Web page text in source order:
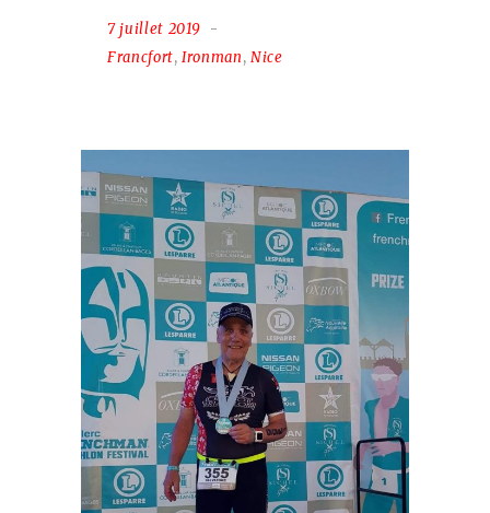
7 juillet 2019
Francfort,Ironman,Nice